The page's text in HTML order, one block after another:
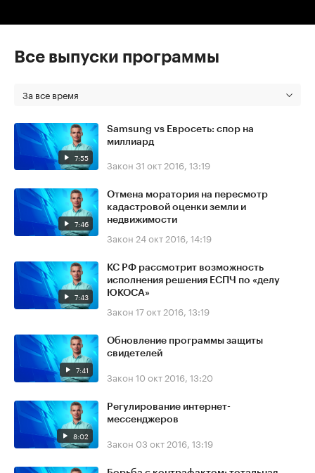
Все выпуски программы
За все время
7:55
Samsung vs Евросеть: спор на
миллиард
Закон 31 окт 2016, 13:19
7:46
Отмена моратория на пересмотр
кадастровой оценки земли и
недвижимости
Закон 24 окт 2016, 14:19
7:43
КС РФ рассмотрит возможность
исполнения решения ЕСПЧ по «делу
ЮКОСА»
Закон 17 окт 2016, 13:19
7:41
Обновление программы защиты
свидетелей
Закон 10 окт 2016, 13:20
8:02
Регулирование интернет-
мессенджеров
Закон 03 окт 2016, 13:19